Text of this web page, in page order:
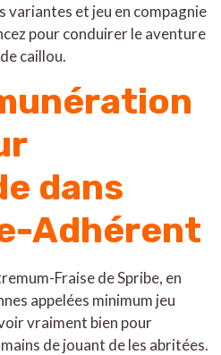
variantes et jeu en compagnie
pour conduirer le aventure
caillou.
dans
Adhérent
Fraise de Spribe, en
appelées minimum jeu
vraiment bien pour
de jouant de les abritées.